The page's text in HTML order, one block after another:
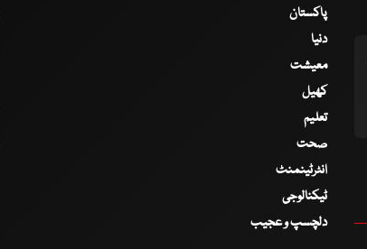
پاکستان
دنیا
معیشت
کھیل
تعلیم
صحت
انٹرٹینمنٹ
ٹیکنالوجی
دلچسپ و عجیب